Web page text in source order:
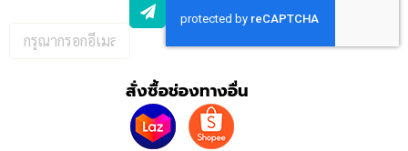
กรอก
สั่งซื้อช่องทางอื่น